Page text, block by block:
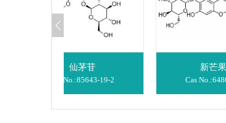
仙茅苷
85643-19-2
新芒果苷
Cas No.:64809-67-2